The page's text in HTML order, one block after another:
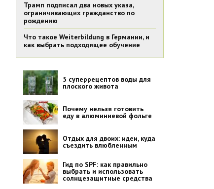
Трамп подписал два новых указа,
ограничивающих гражданство по
рождению
Что такое Weiterbildung в Германии, и
как выбрать подходящее обучение
5 суперрецептов воды для
плоского живота
Почему нельзя готовить
еду в алюминиевой фольге
Отдых для двоих: идеи, куда
съездить влюбленным
Гид по SPF: как правильно
выбрать и использовать
солнцезащитные средства